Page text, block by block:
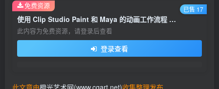
使用 Clip Studio Paint 和 Maya 的动画工作流程 maya游戏动画教程
此内容为免费资源，请登录后查看
登录查看
免费资源 已售 17
登录
没有账号？立即注册
用户名/手机号/邮箱